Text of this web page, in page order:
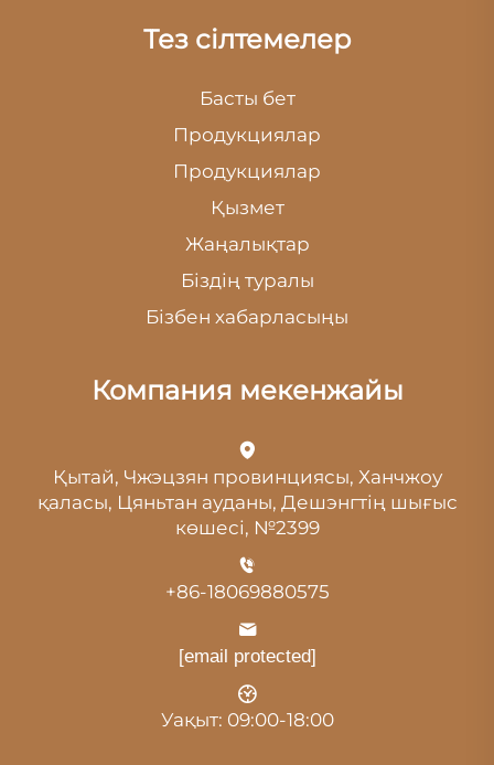
Тез сілтемелер
Басты бет
Продукциялар
Продукциялар
Қызмет
Жаңалықтар
Біздің туралы
Бізбен хабарласыңы
Компания мекенжайы
Қытай, Чжэцзян провинциясы, Ханчжоу
қаласы, Цяньтан ауданы, Дешэнгтің шығыс
көшесі, №2399
+86-18069880575
[email protected]
Уақыт: 09:00-18:00